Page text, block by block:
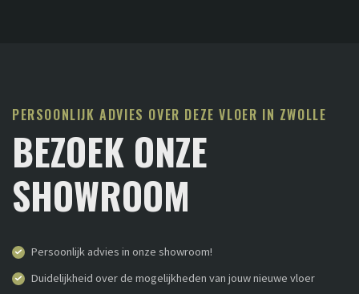
PERSOONLIJK ADVIES OVER DEZE VLOER IN ZWOLLE
BEZOEK ONZE
SHOWROOM
Persoonlijk advies in onze showroom!
Duidelijkheid over de mogelijkheden van jouw nieuwe vloer